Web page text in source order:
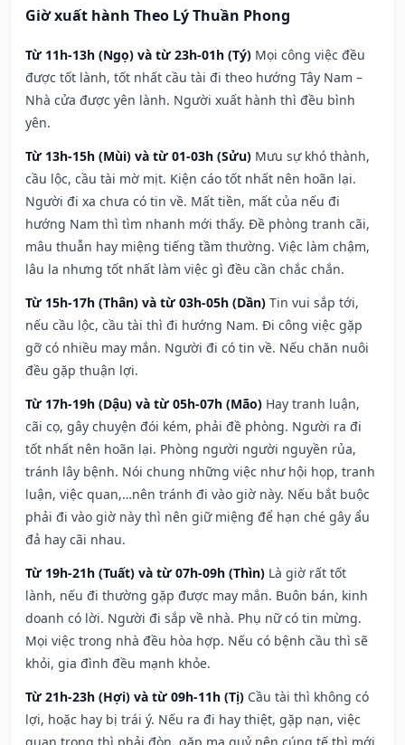
Giờ xuất hành Theo Lý Thuần Phong
Từ 11h-13h (Ngọ) và từ 23h-01h (Tý) Mọi công việc đều
được tốt lành, tốt nhất cầu tài đi theo hướng Tây Nam –
Nhà cửa được yên lành. Người xuất hành thì đều bình
yên.
Từ 13h-15h (Mùi) và từ 01-03h (Sửu) Mưu sự khó thành,
cầu lộc, cầu tài mờ mịt. Kiện cáo tốt nhất nên hoãn lại.
Người đi xa chưa có tin về. Mất tiền, mất của nếu đi
hướng Nam thì tìm nhanh mới thấy. Đề phòng tranh cãi,
mâu thuẫn hay miệng tiếng tầm thường. Việc làm chậm,
lâu la nhưng tốt nhất làm việc gì đều cần chắc chắn.
Từ 15h-17h (Thân) và từ 03h-05h (Dần) Tin vui sắp tới,
nếu cầu lộc, cầu tài thì đi hướng Nam. Đi công việc gặp
gỡ có nhiều may mắn. Người đi có tin về. Nếu chăn nuôi
đều gặp thuận lợi.
Từ 17h-19h (Dậu) và từ 05h-07h (Mão) Hay tranh luận,
cãi cọ, gây chuyện đói kém, phải đề phòng. Người ra đi
tốt nhất nên hoãn lại. Phòng người người nguyền rủa,
tránh lây bệnh. Nói chung những việc như hội họp, tranh
luận, việc quan,…nên tránh đi vào giờ này. Nếu bắt buộc
phải đi vào giờ này thì nên giữ miệng để hạn ché gây ẩu
đả hay cãi nhau.
Từ 19h-21h (Tuất) và từ 07h-09h (Thìn) Là giờ rất tốt
lành, nếu đi thường gặp được may mắn. Buôn bán, kinh
doanh có lời. Người đi sắp về nhà. Phụ nữ có tin mừng.
Mọi việc trong nhà đều hòa hợp. Nếu có bệnh cầu thì sẽ
khỏi, gia đình đều mạnh khỏe.
Từ 21h-23h (Hợi) và từ 09h-11h (Tị) Cầu tài thì không có
lợi, hoặc hay bị trái ý. Nếu ra đi hay thiệt, gặp nạn, việc